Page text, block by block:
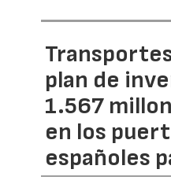
plan de
1.567
en los
españoles